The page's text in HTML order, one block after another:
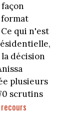
qui n'est
décision
plusieurs
scrutins